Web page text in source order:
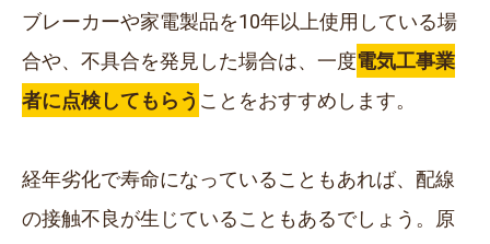
ブレーカーや家電製品を10年以上使用している場
合や、不具合を発見した場合は、一度電気工事業
者に点検してもらう ことをおすすめします。
経年劣化で寿命になっていることもあれば、配線
の接触不良が生じていることもあるでしょう。原